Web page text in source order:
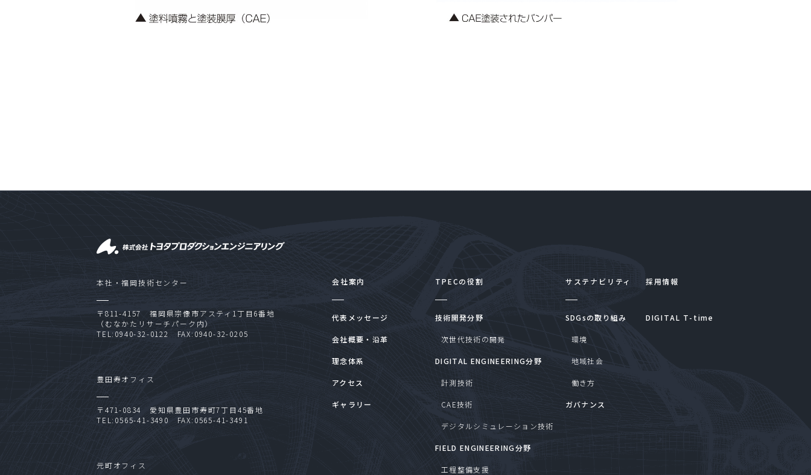
本社・福岡技術センター
〒811-4157 福岡県宗像市アスティ1丁目6番地
（むなかたリサーチパーク内）
TEL:0940-32-0122 FAX:0940-32-0205
豊田寿オフィス
〒471-0834 愛知県豊田市寿町7丁目45番地
TEL:0565-41-3490 FAX:0565-41-3491
元町オフィス
会社案内
代表メッセージ
会社概要・沿革
理念体系
アクセス
ギャラリー
TPECの役割
技術開発分野
次世代技術の開発
DIGITAL ENGINEERING分野
計測技術
CAE技術
デジタルシミュレーション技術
FIELD ENGINEERING分野
工程整備支援
サステナビリティ
SDGsの取り組み
環境
地域社会
働き方
ガバナンス
採用情報
DIGITAL T-time